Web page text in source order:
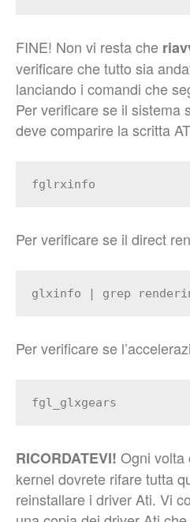
FINE! Non vi resta che
verificare che tutto sia
lanciando i comandi che
Per verificare se il sistema
deve comparire la scritta
fglrxinfo
Per verificare se il direct
glxinfo | grep
Per verificare se
fgl_glxgears
RICORDATEVI! Ogni volta
kernel dovrete rifare tutta
reinstallare i driver Ati. Vi